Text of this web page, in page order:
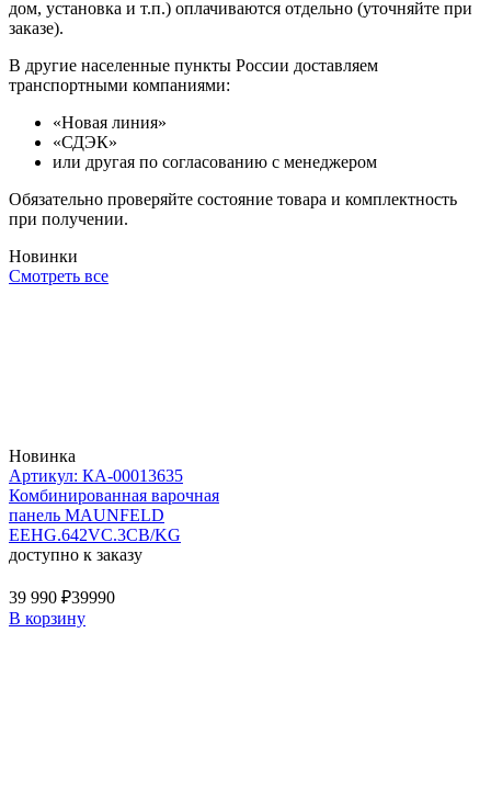
дом, установка и т.п.) оплачиваются отдельно (уточняйте при
заказе).
В другие населенные пункты России доставляем
транспортными компаниями:
«Новая линия»
«СДЭК»
или другая по согласованию с менеджером
Обязательно проверяйте состояние товара и комплектность
при получении.
Новинки
Смотреть все
Новинка
Артикул: КА-00013635
Комбинированная варочная
панель MAUNFELD
EEHG.642VC.3CB/KG
доступно к заказу
39 990 ₽39990
В корзину